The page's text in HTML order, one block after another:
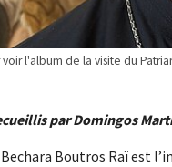
l'album de la visite du
par Domingos
Boutros Raï est